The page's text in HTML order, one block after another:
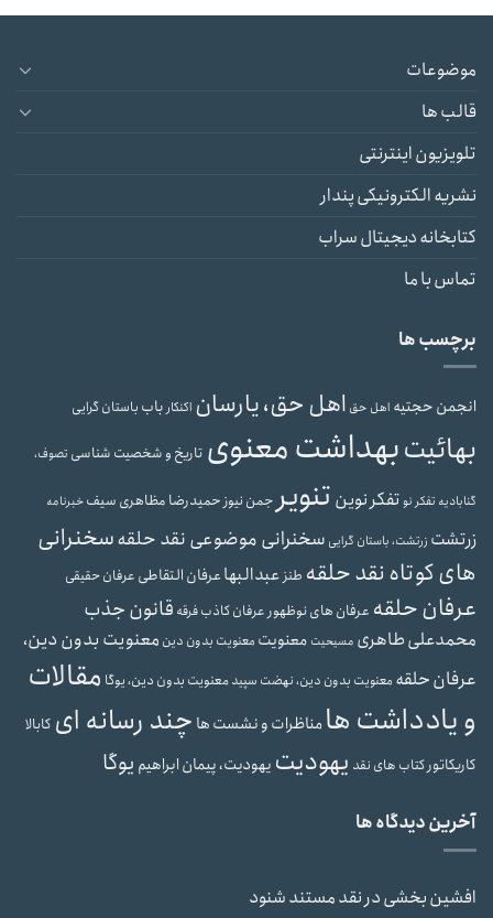
موضوعات
قالب ها
تلویزیون اینترنتی
نشریه الکترونیکی پندار
کتابخانه دیجیتال سراب
تماس با ما
برچسب ها
انجمن حجتیه اهل حق اهل حق، یارسان اکنکارباب باستان گرایی
بهائیتبهداشت معنوی تاریخ و شخصیت شناسی تصوف،
گنابادیه تفکر نوتفکر نوین تنویرجمن نیوزحمیدرضا مظاهری سیفخبرنامه
زرتشت زرتشت، باستان گرایی سخنرانی موضوعی نقد حلقهسخنرانی
های کوتاه نقد حلقه طنزعبدالبهاعرفان التقاطی عرفان حقیقی
عرفان حلقه عرفان های نوظهورعرفان کاذبفرقه قانون جذب
محمدعلی طاهری مسیحیت معنویت معنویت بدون دین معنویت بدون دین،
عرفان حلقه معنویت بدون دین، نهضت سپیدمعنویت بدون دین، یوگا مقالات
و یادداشت هامناظرات و نشست ها چند رسانه ای کابالا
کاریکاتورکتاب های نقد یهودیت یهودیت، پیمان ابراهیم یوگا
آخرین دیدگاه ها
افشین بخشیدرنقد مستند شنود